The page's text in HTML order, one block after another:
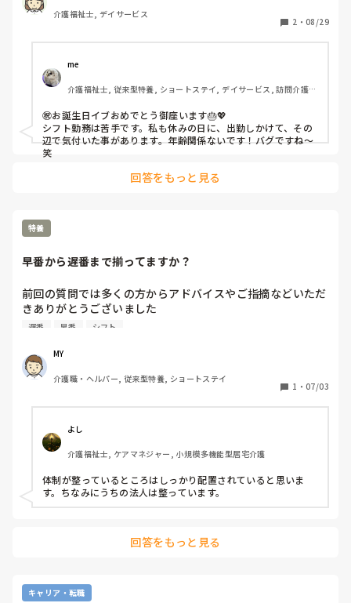
何故か思い込んでいた。
そう、単なる私の思い込み！🤣🤣
家のカレンダーにもスマホのスケジュール帳にもちゃんと
『遅番』ってなっていて、それらを朝もちゃんと見ていたの
に、思い込みのせいで『遅番』に気づかなかった。
遅番で出勤して早番の同僚に
はて？なんのことやら？❓と苦笑した私。
ホントに思い込みとは怖いものだと感じた。
同年代の同僚には
『短期記憶障害かと思ったわよ〜🤣』とか
『明日は休み？来ちゃダメよ〜！』などと
いじられました。
こんなこと初めてです。
明日、誕生日なんですけど、前日にこんな事するなんて…
介護福祉士, デイサービス
2 ・ 08/29
me
介護福祉士, 従来型特養, ショートステイ, デイサービス, 訪問介護,
㊗️お誕生日イブおめでとう御座います🎂💖
シフト勤務は苦手です。私も休みの日に、出勤しかけて、その
辺で気付いた事があります。年齢関係ないです！バグですね〜
笑
回答をもっと見る
特養
早番から遅番まで揃ってますか？
前回の質問では多くの方からアドバイスやご指摘などいただ
きありがとうございました
自分なりに今後のことを転職も含めて考えていきたいと思い
そこで続けて申し訳ないんですが、皆さんのところでは、早
番日勤遅番ときちんとシフトで組まれていますか？
うちにところは早番がいなかったり日勤がいなかったりで他
転職するときにそこら辺がきちんとしているところがいいな
と思いまして。
長々と長文すみません
遅番 早番 シフト
MY
介護職・ヘルパー, 従来型特養, ショートステイ
1 ・ 07/03
よし
介護福祉士, ケアマネジャー, 小規模多機能型居宅介護
体制が整っているところはしっかり配置されていると思いま
す。ちなみにうちの法人は整っています。
回答をもっと見る
キャリア・転職